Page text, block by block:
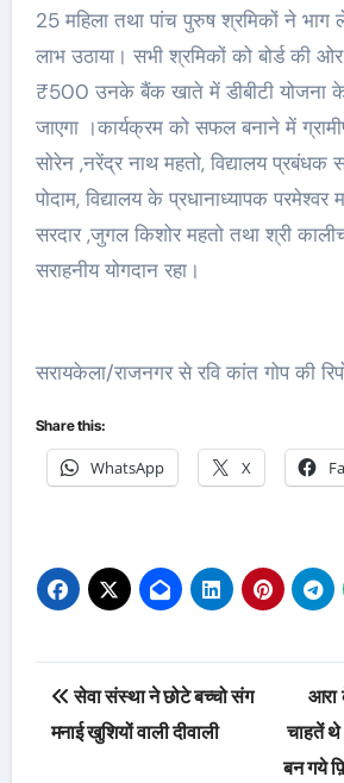
25 महिला तथा पांच पुरुष श्रमिकों ने भाग
लाभ उठाया। सभी श्रमिकों को बोर्ड की
₹500 उनके बैंक खाते में डीबीटी योजना
जाएगा ।कार्यक्रम को सफल बनाने में
सोरेन ,नरेंद्र नाथ महतो, विद्यालय प्रबंधक
पोदाम, विद्यालय के प्रधानाध्यापक परमेश्वर
सरदार ,जुगल किशोर महतो तथा श्री
सराहनीय योगदान रहा।
सरायकेला/राजनगर से रवि कांत गोप की
Share this:
WhatsApp X
Post
navigation
सेवा संस्था ने छोटे बच्चो संग
मनाई खुशियों वाली दीवाली
आरा
चाहतें थे
बन गये